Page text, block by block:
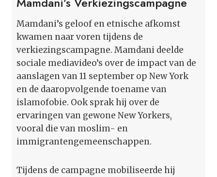
Mamdani’s geloof en etnische afkomst
kwamen naar voren tijdens de
verkiezingscampagne. Mamdani deelde
sociale mediavideo’s over de impact van de
aanslagen van 11 september op New York
en de daaropvolgende toename van
islamofobie. Ook sprak hij over de
ervaringen van gewone New Yorkers,
vooral die van moslim- en
immigrantengemeenschappen.
Tijdens de campagne mobiliseerde hij